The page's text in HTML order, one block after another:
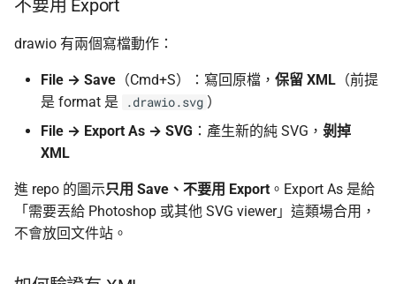
不要用 Export
drawio 有兩個寫檔動作：
File → Save （Cmd+S）：寫回原檔， 保留 XML （前提
是 format 是
.drawio.svg ）
File → Export As → SVG ：產生新的純 SVG， 剝掉
XML
進 repo 的圖示只用 Save、不要用 Export 。Export As 是給
「需要丟給 Photoshop 或其他 SVG viewer」這類場合用，
不會放回文件站。